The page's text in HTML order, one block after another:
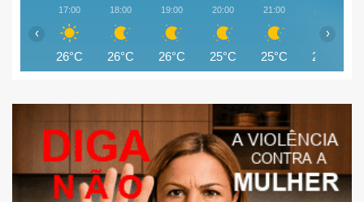
17:00
26°C
18:00
26°C
19:00
26°C
20:00
25°C
21:00
25°C
22:00
25°C
‹ ›